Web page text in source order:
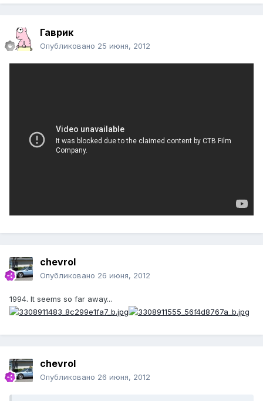
Гаврик
Опубликовано 25 июня, 2012
chevrol
Опубликовано 26 июня, 2012
1994. It seems so far away...
chevrol
Опубликовано 26 июня, 2012